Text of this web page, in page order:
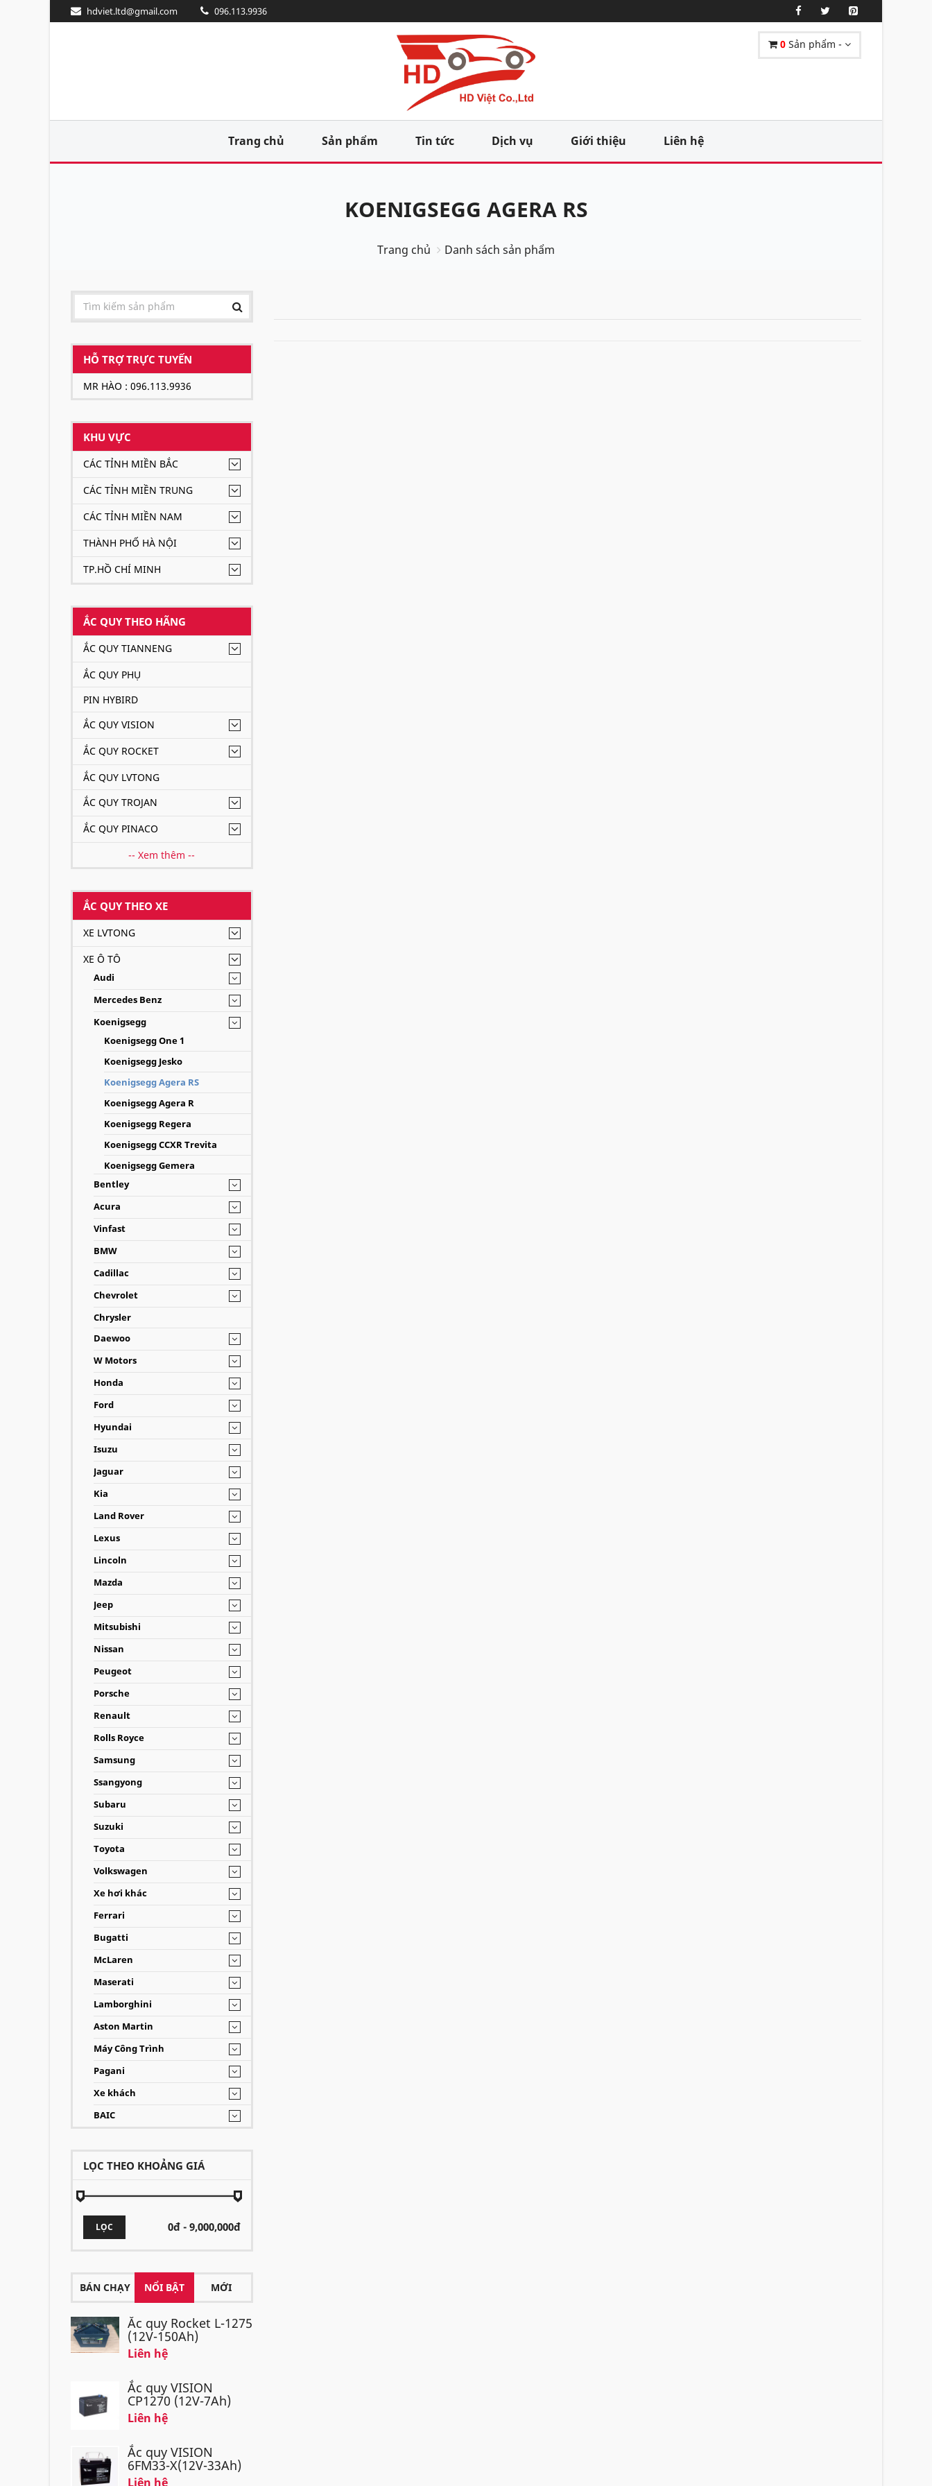
hdviet.ltd@gmail.com 096.113.9936
0 Sản phẩm -
Trang chủ Sản phẩm Tin tức Dịch vụ Giới thiệu Liên hệ
KOENIGSEGG AGERA RS
Trang chủ Danh sách sản phẩm
HỖ TRỢ TRỰC TUYẾN
MR HÀO : 096.113.9936
KHU VỰC
CÁC TỈNH MIỀN BẮC
CÁC TỈNH MIỀN TRUNG
CÁC TỈNH MIỀN NAM
THÀNH PHỐ HÀ NỘI
TP.HỒ CHÍ MINH
ẮC QUY THEO HÃNG
ẮC QUY TIANNENG
ẮC QUY PHỤ
PIN HYBIRD
ẮC QUY VISION
ẮC QUY ROCKET
ẮC QUY LVTONG
ẮC QUY TROJAN
ẮC QUY PINACO
-- Xem thêm --
ẮC QUY THEO XE
XE LVTONG
XE Ô TÔ
Audi
Mercedes Benz
Koenigsegg
Koenigsegg One 1
Koenigsegg Jesko
Koenigsegg Agera RS
Koenigsegg Agera R
Koenigsegg Regera
Koenigsegg CCXR Trevita
Koenigsegg Gemera
Bentley
Acura
Vinfast
BMW
Cadillac
Chevrolet
Chrysler
Daewoo
W Motors
Honda
Ford
Hyundai
Isuzu
Jaguar
Kia
Land Rover
Lexus
Lincoln
Mazda
Jeep
Mitsubishi
Nissan
Peugeot
Porsche
Renault
Rolls Royce
Samsung
Ssangyong
Subaru
Suzuki
Toyota
Volkswagen
Xe hơi khác
Ferrari
Bugatti
McLaren
Maserati
Lamborghini
Aston Martin
Máy Công Trình
Pagani
Xe khách
BAIC
LỌC THEO KHOẢNG GIÁ
LỌC
BÁN CHẠY NỔI BẬT MỚI
Ắc quy Rocket L-1275
(12V-150Ah)
Liên hệ
Ắc quy VISION
CP1270 (12V-7Ah)
Liên hệ
Ắc quy VISION
6FM33-X(12V-33Ah)
Liên hệ